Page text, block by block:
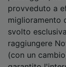
provveduto a
miglioramento
svolto
raggiungere
(con un